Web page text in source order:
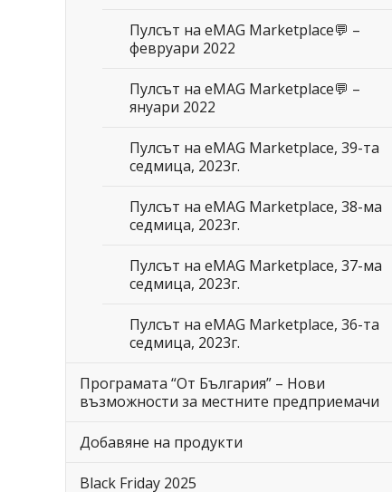
Пулсът на eMAG Marketplace💬 –
февруари 2022
Пулсът на eMAG Marketplace💬 –
януари 2022
Пулсът на eMAG Marketplace, 39-та
седмица, 2023г.
Пулсът на eMAG Marketplace, 38-ма
седмица, 2023г.
Пулсът на eMAG Marketplace, 37-ма
седмица, 2023г.
Пулсът на eMAG Marketplace, 36-та
седмица, 2023г.
Програмата “От България” – Нови
възможности за местните предприемачи
Добавяне на продукти
Black Friday 2025